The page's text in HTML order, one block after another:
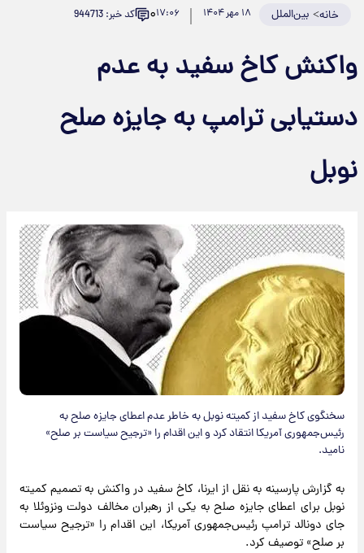
خانه> بین‌الملل ۱۸ مهر ۱۴۰۴ ۱۷:۰۶۰ کد خبر: 944713
واکنش کاخ سفید به عدم
دستیابی ترامپ به جایزه صلح
نوبل
سخنگوی کاخ سفید از کمیته نوبل به خاطر عدم اعطای جایزه صلح به
رئیس‌جمهوری آمریکا انتقاد کرد و این اقدام را «ترجیح سیاست بر صلح»
نامید.
به گزارش پارسینه به نقل از ایرنا، کاخ سفید در واکنش به تصمیم کمیته
نوبل برای اعطای جایزه صلح به یکی از رهبران مخالف دولت ونزوئلا به
جای دونالد ترامپ رئیس‌جمهوری آمریکا، این اقدام را «ترجیح سیاست
بر صلح» توصیف کرد.